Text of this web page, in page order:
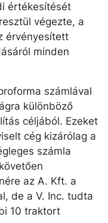
értékesítését
végezte, a
érvényesített
minden
számlával
különböző
céljából. Ezeket
cég kizárólag a
számla
az A. Kft. a
de a V. Inc. tudta
10 traktort